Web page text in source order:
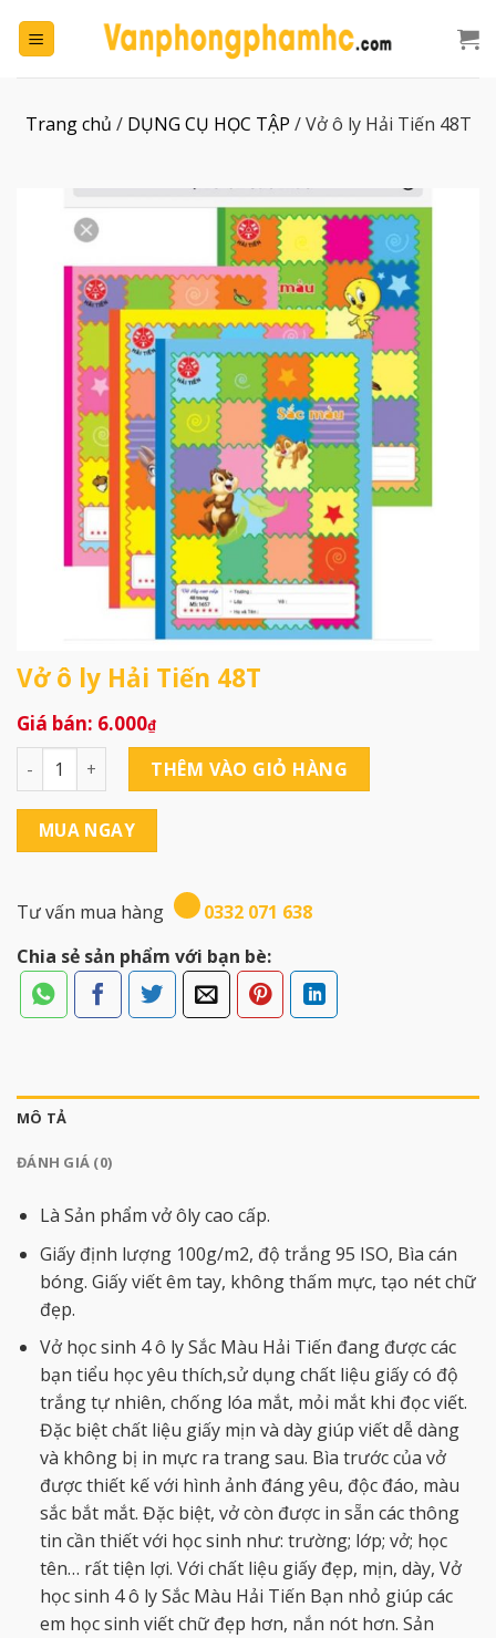
đến
Trang chủ / DỤNG CỤ HỌC TẬP /Vở ô ly Hải Tiến 48T
Vở ô ly Hải Tiến 48T
6.000₫
Vở ô ly Hải Tiến 48T số lượngTHÊM VÀO GIỎ HÀNG
MUA NGAY
Tư vấn mua hàng
0332 071 638
Chia sẻ sản phẩm với bạn bè:
MÔ TẢ
ĐÁNH GIÁ (0)
Là Sản phẩm vở ôly cao cấp.
Giấy định lượng 100g/m2, độ trắng 95 ISO, Bìa cán
bóng. Giấy viết êm tay, không thấm mực, tạo nét chữ
đẹp.
Vở học sinh 4 ô ly Sắc Màu Hải Tiến đang được các
bạn tiểu học yêu thích,sử dụng chất liệu giấy có độ
trắng tự nhiên, chống lóa mắt, mỏi mắt khi đọc viết.
Đặc biệt chất liệu giấy mịn và dày giúp viết dễ dàng
và không bị in mực ra trang sau. Bìa trước của vở
được thiết kế với hình ảnh đáng yêu, độc đáo, màu
sắc bắt mắt. Đặc biệt, vở còn được in sẵn các thông
tin cần thiết với học sinh như: trường; lớp; vở; học
tên… rất tiện lợi. Với chất liệu giấy đẹp, mịn, dày, Vở
học sinh 4 ô ly Sắc Màu Hải Tiến Bạn nhỏ giúp các
em học sinh viết chữ đẹp hơn, nắn nót hơn. Sản